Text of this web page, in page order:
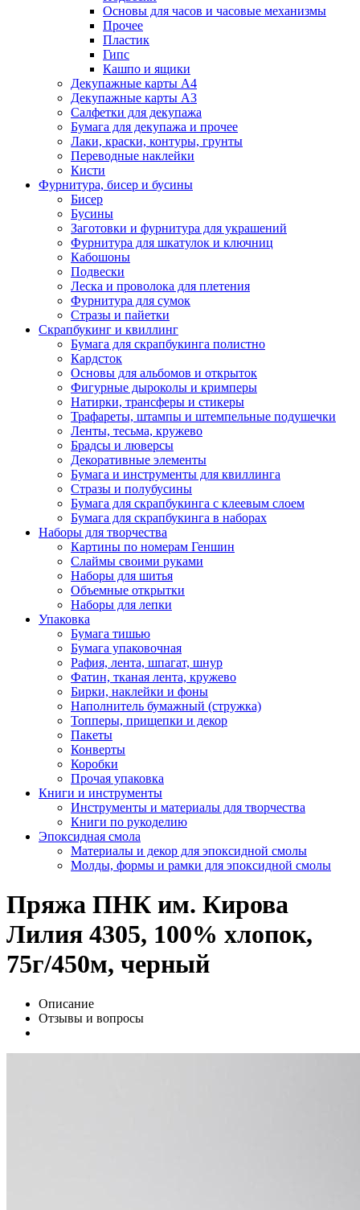
Основы для часов и часовые механизмы
Прочее
Пластик
Гипс
Кашпо и ящики
Декупажные карты А4
Декупажные карты А3
Салфетки для декупажа
Бумага для декупажа и прочее
Лаки, краски, контуры, грунты
Переводные наклейки
Кисти
Фурнитура, бисер и бусины
Бисер
Бусины
Заготовки и фурнитура для украшений
Фурнитура для шкатулок и ключниц
Кабошоны
Подвески
Леска и проволока для плетения
Фурнитура для сумок
Стразы и пайетки
Скрапбукинг и квиллинг
Бумага для скрапбукинга полистно
Кардсток
Основы для альбомов и открыток
Фигурные дыроколы и кримперы
Натирки, трансферы и стикеры
Трафареты, штампы и штемпельные подушечки
Ленты, тесьма, кружево
Брадсы и люверсы
Декоративные элементы
Бумага и инструменты для квиллинга
Стразы и полубусины
Бумага для скрапбукинга с клеевым слоем
Бумага для скрапбукинга в наборах
Наборы для творчества
Картины по номерам Геншин
Слаймы своими руками
Наборы для шитья
Объемные открытки
Наборы для лепки
Упаковка
Бумага тишью
Бумага упаковочная
Рафия, лента, шпагат, шнур
Фатин, тканая лента, кружево
Бирки, наклейки и фоны
Наполнитель бумажный (стружка)
Топперы, прищепки и декор
Пакеты
Конверты
Коробки
Прочая упаковка
Книги и инструменты
Инструменты и материалы для творчества
Книги по рукоделию
Эпоксидная смола
Материалы и декор для эпоксидной смолы
Молды, формы и рамки для эпоксидной смолы
Пряжа ПНК им. Кирова
Лилия 4305, 100% хлопок,
75г/450м, черный
Описание
Отзывы и вопросы